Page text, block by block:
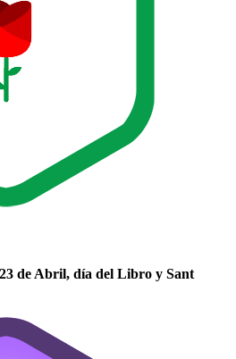
de Abril, día del Libro y Sant